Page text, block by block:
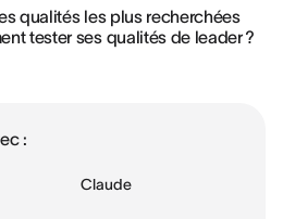
qualités les plus recherchées
tester ses qualités de leader ?
:
Claude